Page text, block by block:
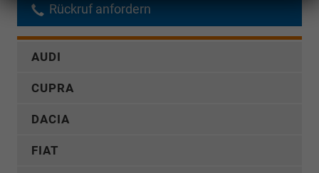
Rückruf anfordern
AUDI
CUPRA
DACIA
FIAT